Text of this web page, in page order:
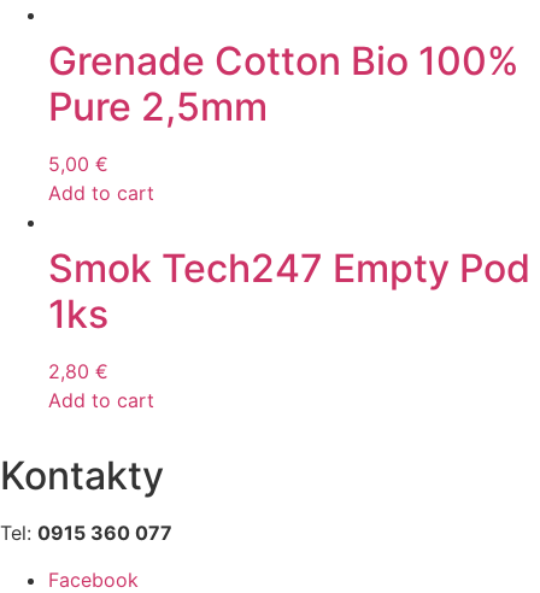
Grenade Cotton Bio 100%
Pure 2,5mm
5,00 €
Add to cart
Smok Tech247 Empty Pod
1ks
2,80 €
Add to cart
Kontakty
Tel: 0915 360 077
Facebook